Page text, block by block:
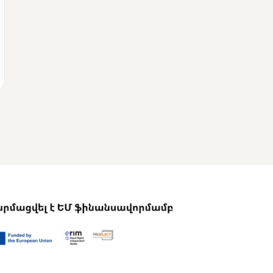
շնորհավորել է Նիկոլ
հաջողության
կապակցությամբ